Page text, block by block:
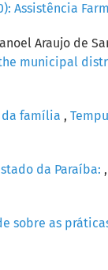
Assistência
Araujo de
municipal
da família ,
da Paraíba: ,
sobre as